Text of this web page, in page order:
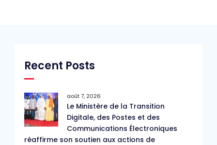
Recent Posts
août 7, 2026
Le Ministère de la Transition
Digitale, des Postes et des
Communications Électroniques
réaffirme son soutien aux actions de